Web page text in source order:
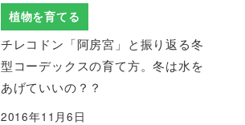
植物を育てる
チレコドン「阿房宮」と振り返る冬
型コーデックスの育て方。冬は水を
あげていいの？？
2016年11月6日